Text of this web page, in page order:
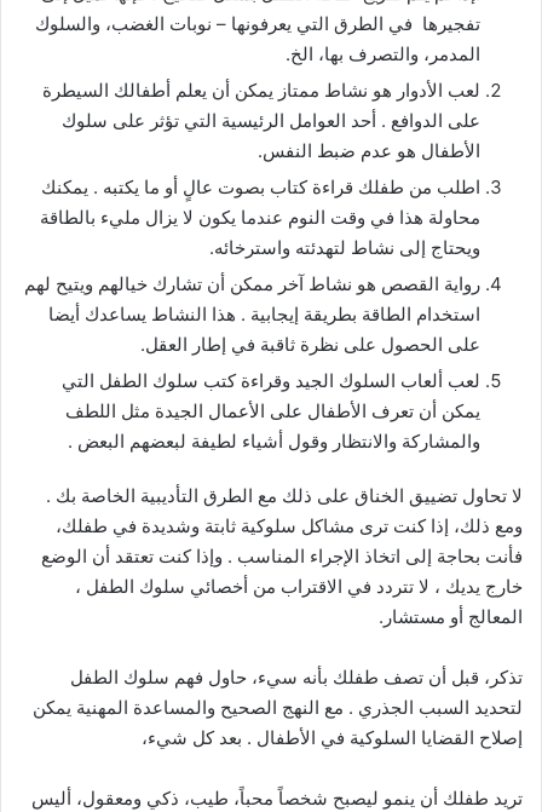
تفجيرها في الطرق التي يعرفونها – نوبات الغضب، والسلوك
المدمر، والتصرف بها، الخ.
لعب الأدوار هو نشاط ممتاز يمكن أن يعلم أطفالك السيطرة
على الدوافع . أحد العوامل الرئيسية التي تؤثر على سلوك
الأطفال هو عدم ضبط النفس.
اطلب من طفلك قراءة كتاب بصوت عالٍ أو ما يكتبه . يمكنك
محاولة هذا في وقت النوم عندما يكون لا يزال مليء بالطاقة
ويحتاج إلى نشاط لتهدئته واسترخائه.
رواية القصص هو نشاط آخر ممكن أن تشارك خيالهم ويتيح لهم
استخدام الطاقة بطريقة إيجابية . هذا النشاط يساعدك أيضا
على الحصول على نظرة ثاقبة في إطار العقل.
لعب ألعاب السلوك الجيد وقراءة كتب سلوك الطفل التي
يمكن أن تعرف الأطفال على الأعمال الجيدة مثل اللطف
والمشاركة والانتظار وقول أشياء لطيفة لبعضهم البعض .
لا تحاول تضييق الخناق على ذلك مع الطرق التأديبية الخاصة بك .
ومع ذلك، إذا كنت ترى مشاكل سلوكية ثابتة وشديدة في طفلك،
فأنت بحاجة إلى اتخاذ الإجراء المناسب . وإذا كنت تعتقد أن الوضع
خارج يديك ، لا تتردد في الاقتراب من أخصائي سلوك الطفل ،
المعالج أو مستشار.
تذكر، قبل أن تصف طفلك بأنه سيء، حاول فهم سلوك الطفل
لتحديد السبب الجذري . مع النهج الصحيح والمساعدة المهنية يمكن
إصلاح القضايا السلوكية في الأطفال . بعد كل شيء،
تريد طفلك أن ينمو ليصبح شخصاً محباً، طيب، ذكي ومعقول، أليس